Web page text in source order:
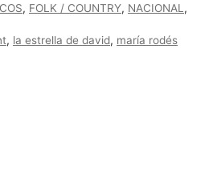
, FOLK / COUNTRY, NACIONAL ,
, la estrella de david, maría rodés